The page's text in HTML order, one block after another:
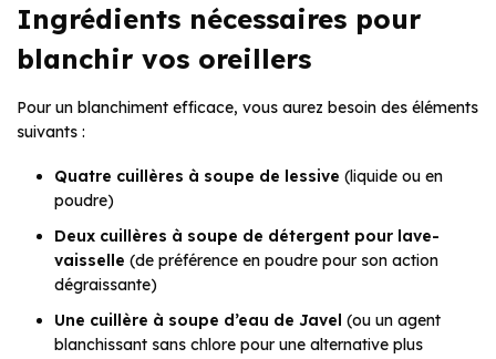
Ingrédients nécessaires pour
blanchir vos oreillers
Pour un blanchiment efficace, vous aurez besoin des éléments
suivants :
Quatre cuillères à soupe de lessive (liquide ou en
poudre)
Deux cuillères à soupe de détergent pour lave-
vaisselle (de préférence en poudre pour son action
dégraissante)
Une cuillère à soupe d’eau de Javel (ou un agent
blanchissant sans chlore pour une alternative plus